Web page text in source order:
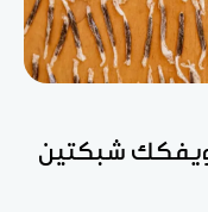
بهم ويفكك شبكتين